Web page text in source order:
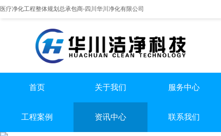
医疗净化工程整体规划总承包商-四川华川净化有限公司
提供实医疗净化整体解决方案
首页 关于我们 服务中心
手术室净化装修
实验室净化装修
工程案例 资讯中心 联系我们